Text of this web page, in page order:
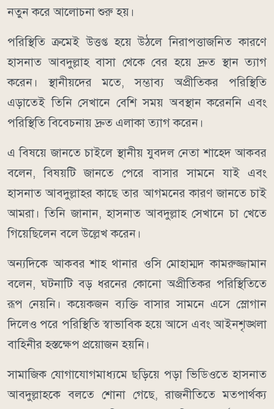
নতুন করে আলোচনা শুরু হয়।
পরিস্থিতি ক্রমেই উত্তপ্ত হয়ে উঠলে নিরাপত্তাজনিত কারণে
হাসনাত আবদুল্লাহ বাসা থেকে বের হয়ে দ্রুত স্থান ত্যাগ
করেন। স্থানীয়দের মতে, সম্ভাব্য অপ্রীতিকর পরিস্থিতি
এড়াতেই তিনি সেখানে বেশি সময় অবস্থান করেননি এবং
পরিস্থিতি বিবেচনায় দ্রুত এলাকা ত্যাগ করেন।
এ বিষয়ে জানতে চাইলে স্থানীয় যুবদল নেতা শাহেদ আকবর
বলেন, বিষয়টি জানতে পেরে বাসার সামনে যাই এবং
হাসনাত আবদুল্লাহর কাছে তার আগমনের কারণ জানতে চাই
আমরা। তিনি জানান, হাসনাত আবদুল্লাহ সেখানে চা খেতে
গিয়েছিলেন বলে উল্লেখ করেন।
অন্যদিকে আকবর শাহ থানার ওসি মোহাম্মদ কামরুজ্জামান
বলেন, ঘটনাটি বড় ধরনের কোনো অপ্রীতিকর পরিস্থিতিতে
রূপ নেয়নি। কয়েকজন ব্যক্তি বাসার সামনে এসে স্লোগান
দিলেও পরে পরিস্থিতি স্বাভাবিক হয়ে আসে এবং আইনশৃঙ্খলা
বাহিনীর হস্তক্ষেপ প্রয়োজন হয়নি।
সামাজিক যোগাযোগমাধ্যমে ছড়িয়ে পড়া ভিডিওতে হাসনাত
আবদুল্লাহকে বলতে শোনা গেছে, রাজনীতিতে মতপার্থক্য